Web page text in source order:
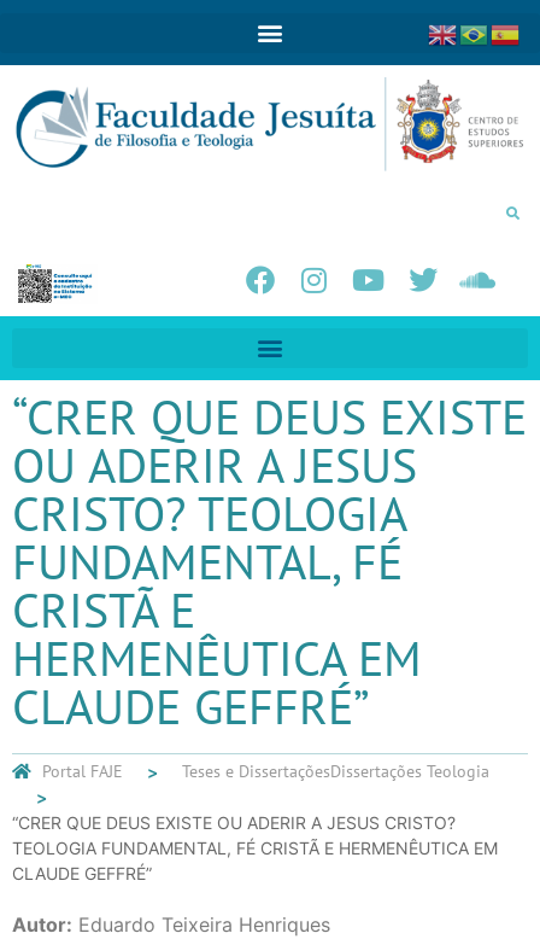
“CRER QUE DEUS EXISTE
OU ADERIR A JESUS
CRISTO? TEOLOGIA
FUNDAMENTAL, FÉ
CRISTÃ E
HERMENÊUTICA EM
CLAUDE GEFFRÉ”
Portal FAJE Teses e DissertaçõesDissertações Teologia
“CRER QUE DEUS EXISTE OU ADERIR A JESUS CRISTO?
TEOLOGIA FUNDAMENTAL, FÉ CRISTÃ E HERMENÊUTICA EM
CLAUDE GEFFRÉ”
Autor: Eduardo Teixeira Henriques